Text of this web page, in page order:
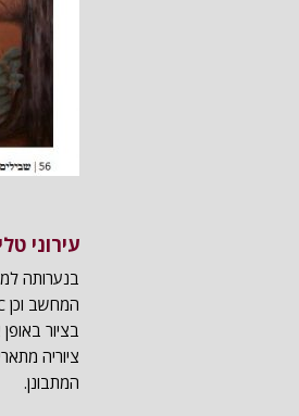
עירוני טלי
בציור באופן
ציוריה
המתבונן.